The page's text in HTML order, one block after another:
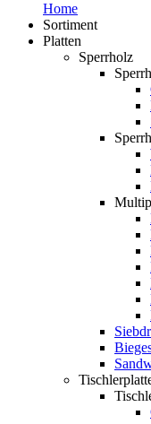
Home
Sortiment
Platten
Sperrholz